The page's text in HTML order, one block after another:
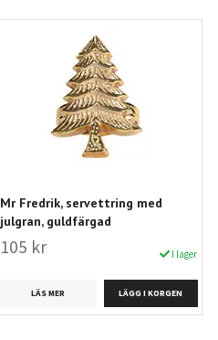
Mr Fredrik, servettring med
julgran, guldfärgad
105 kr I lager
LÄS MER